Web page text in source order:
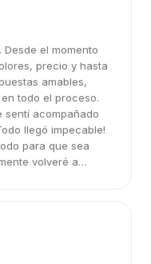
el momento
precio y hasta
amables,
todo el proceso.
sentí acompañado
llegó impecable!
para que sea
volveré a